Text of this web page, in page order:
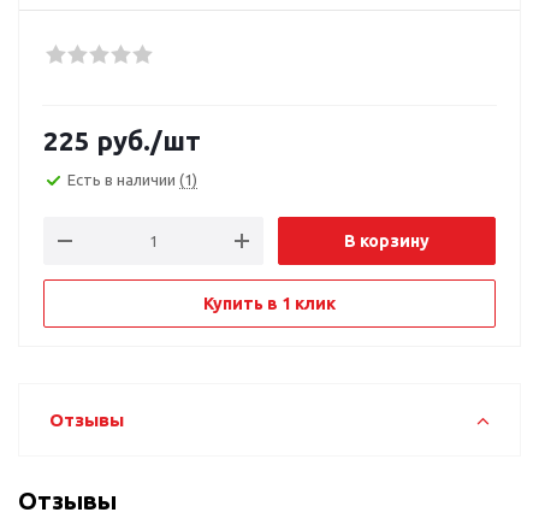
225 руб./шт
Есть в наличии (1)
В корзину
Купить в 1 клик
Отзывы
Отзывы